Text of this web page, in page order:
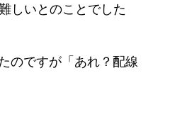
しいとのことでした
のですが「あれ？配線